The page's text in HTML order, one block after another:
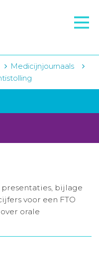
Medicijnjournaals
presentaties, bijlage
voor een FTO
orale